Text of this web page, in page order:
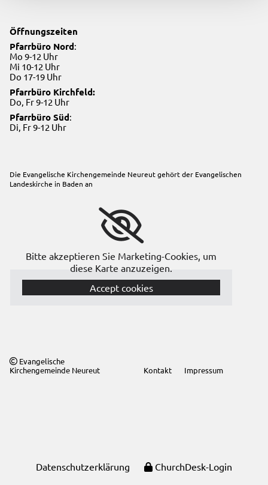
Öffnungszeiten
Pfarrbüro Nord:
Mo 9-12 Uhr
Mi 10-12 Uhr
Do 17-19 Uhr
Pfarrbüro Kirchfeld:
Do, Fr 9-12 Uhr
Pfarrbüro Süd:
Di, Fr 9-12 Uhr
Die Evangelische Kirchengemeinde Neureut gehört der Evangelischen
Landeskirche in Baden an
Bitte akzeptieren Sie Marketing-Cookies, um
diese Karte anzuzeigen.
Accept cookies
 Evangelische
Kirchengemeinde Neureut
Kontakt Impressum
Datenschutzerklärung ChurchDesk-Login